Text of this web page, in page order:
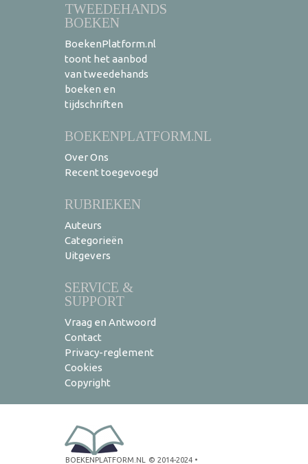
TWEEDEHANDS
BOEKEN
BoekenPlatform.nl
toont het aanbod
van tweedehands
boeken en
tijdschriften
BOEKENPLATFORM.NL
Over Ons
Recent toegevoegd
RUBRIEKEN
Auteurs
Categorieën
Uitgevers
SERVICE &
SUPPORT
Vraag en Antwoord
Contact
Privacy-reglement
Cookies
Copyright
BOEKENPLATFORM.NL © 2014-2024 •